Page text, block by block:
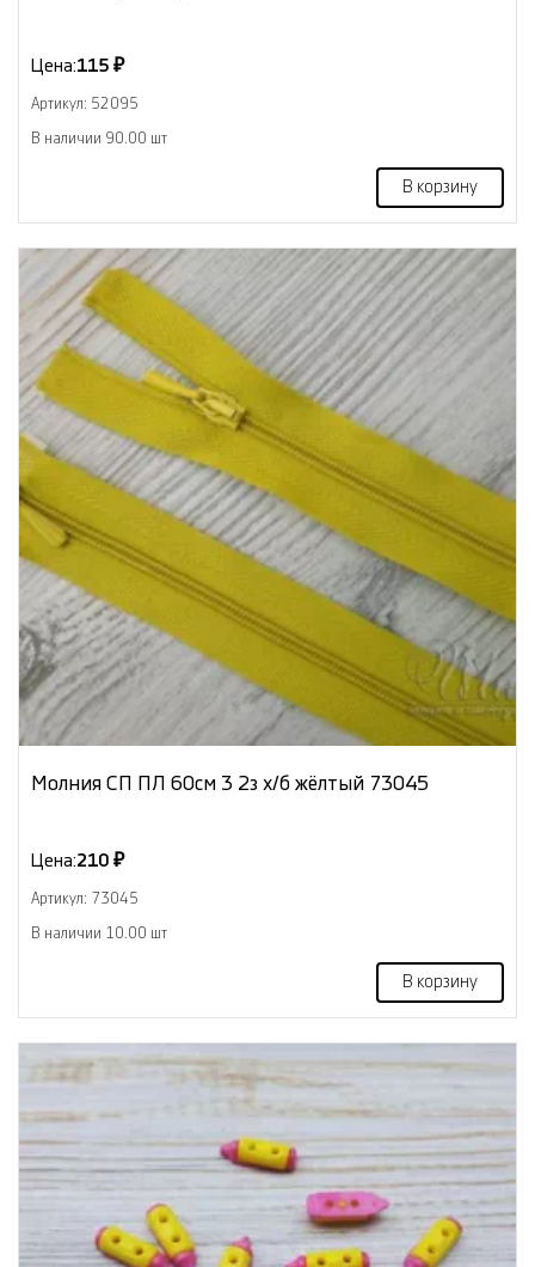
Цена:115 ₽
Артикул: 52095
В наличии 90.00 шт
В корзину
Молния СП ПЛ 60см 3 2з х/б жёлтый 73045
Цена:210 ₽
Артикул: 73045
В наличии 10.00 шт
В корзину